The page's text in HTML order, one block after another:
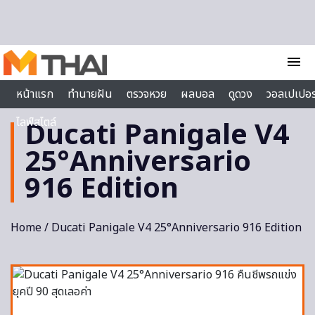
menu
หน้าแรก
ทำนายฝัน ตรวจหวย ผลบอล ดูดวง
วอลเปเป
ไลฟ์สไตล์
Ducati Panigale V4
25°Anniversario
916 Edition
Home/ Ducati Panigale V4 25°Anniversario 916 Edition